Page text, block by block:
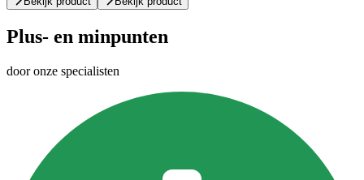
Plus- en minpunten
door onze specialisten